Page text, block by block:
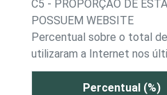
C5 - PROPORÇÃO DE
POSSUEM WEBSITE
Percentual sobre o total
utilizaram a Internet nos
Percentual (%)